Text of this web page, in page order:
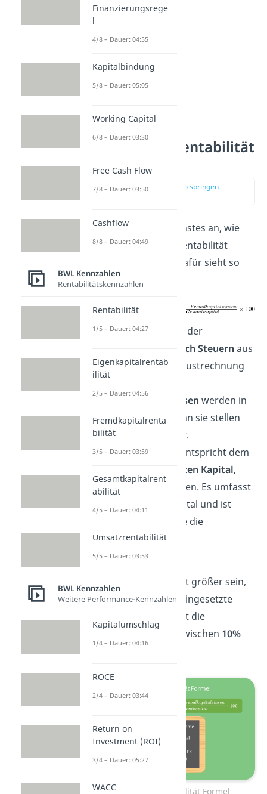
Gesamtkapitalrentabilität
Formel
zur Stelle im Video springen
Schauen wir uns als nächstes an, wie
man die Gesamtkapitalrentabilität
dafür sieht so
aus:
Der Gewinnist dabei der
Jahresüberschuss nach Steuern aus
der Gewinn- und Verlustrechnung
Die
Fremdkapitalzinsen werden in
Euro angegeben, denn sie stellen
denZinsaufwand
dar.
Das Gesamtkapital
entspricht dem
gesamten eingesetzten Kapital,
also auch den Schulden. Es umfasst
Fremd-und Eigenkapital und ist
damit das gleiche wie die
Bilanzsumme.
In der Regel sollte die
Gesamtkapitalrentabilität größer sein,
als der Zinssatz für das eingesetzte
Fremdkapital. Oft beträgt die
Gesamtkapitalrendite
zwischen 10%
15%.
Gesamtkapitalrentabilität Formel
Finanzierungsrege
l
4/8 – Dauer: 04:55
Kapitalbindung
5/8 – Dauer: 05:05
Working Capital
6/8 – Dauer: 03:30
Free Cash Flow
7/8 – Dauer: 03:50
Cashflow
8/8 – Dauer: 04:49
BWL Kennzahlen
Rentabilitätskennzahlen
Rentabilität
1/5 – Dauer: 04:27
Eigenkapitalrentab
ilität
2/5 – Dauer: 04:56
Fremdkapitalrenta
bilität
3/5 – Dauer: 03:59
Gesamtkapitalrent
abilität
4/5 – Dauer: 04:11
Umsatzrentabilität
5/5 – Dauer: 03:53
BWL Kennzahlen
Weitere Performance-Kennzahlen
Kapitalumschlag
1/4 – Dauer: 04:16
ROCE
2/4 – Dauer: 03:44
Return on
Investment (ROI)
3/4 – Dauer: 05:27
WACC